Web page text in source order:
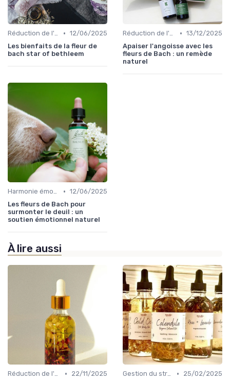
Réduction de l'anxiété • 12/06/2025
Les bienfaits de la fleur de
bach star of bethleem
Réduction de l'anxiété • 13/12/2025
Apaiser l'angoisse avec les
fleurs de Bach : un remède
naturel
Harmonie émotionnelle • 12/06/2025
Les fleurs de Bach pour
surmonter le deuil : un
soutien émotionnel naturel
À lire aussi
Réduction de l'anxiété •
22/11/2025
Gestion du stress •
25/02/2025